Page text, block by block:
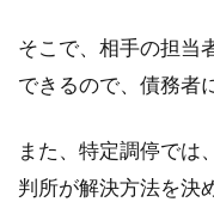
そこで、相手の担当
できるので、債務者
また、特定調停では
判所が解決方法を決